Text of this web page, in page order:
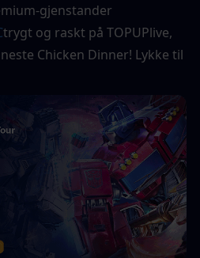
gjenstander
trygt og raskt på TOPUPlive,
Chicken Dinner! Lykke til